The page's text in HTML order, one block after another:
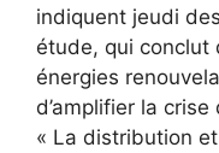
indiquent jeudi
étude, qui conclut
énergies
d’amplifier la
« La distribution